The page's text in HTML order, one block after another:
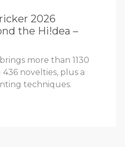
2026
the Hi!dea –
more than 1130
novelties, plus a
techniques.